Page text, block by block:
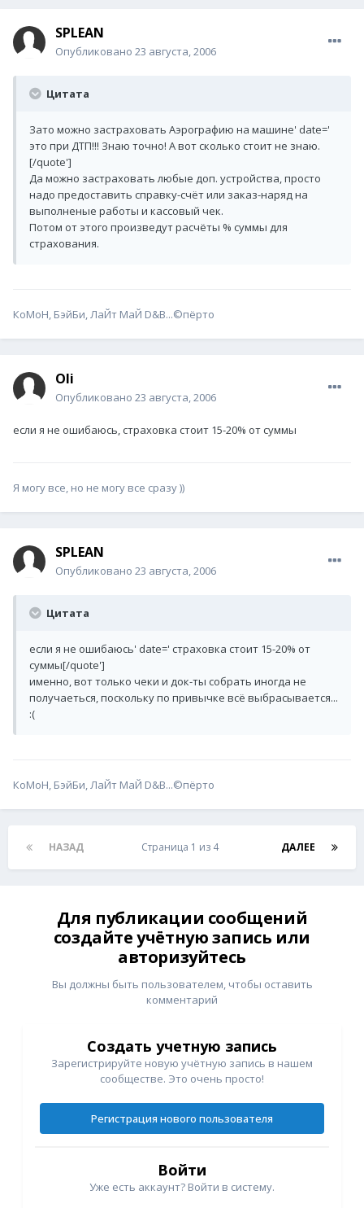
SPLEAN
Опубликовано 23 августа, 2006
Цитата
Зато можно застраховать Аэрографию на машине' date='
это при ДТП!!! Знаю точно! А вот сколько стоит не знаю.
[/quote']
Да можно застраховать любые доп. устройства, просто
надо предоставить справку-счёт или заказ-наряд на
выполненые работы и кассовый чек.
Потом от этого произведут расчёты % суммы для
страхования.
КоМоН, БэйБи, ЛаЙт МаЙ D&B...©пёрто
Oli
Опубликовано 23 августа, 2006
если я не ошибаюсь, страховка стоит 15-20% от суммы
Я могу все, но не могу все сразу ))
SPLEAN
Опубликовано 23 августа, 2006
Цитата
если я не ошибаюсь' date=' страховка стоит 15-20% от
суммы[/quote']
именно, вот только чеки и док-ты собрать иногда не
получаеться, поскольку по привычке всё выбрасывается...
:(
КоМоН, БэйБи, ЛаЙт МаЙ D&B...©пёрто
НАЗАД ДАЛЕЕ
Страница 1 из 4
Для публикации сообщений
создайте учётную запись или
авторизуйтесь
Вы должны быть пользователем, чтобы оставить
комментарий
Создать учетную запись
Зарегистрируйте новую учётную запись в нашем
сообществе. Это очень просто!
Регистрация нового пользователя
Войти
Уже есть аккаунт? Войти в систему.